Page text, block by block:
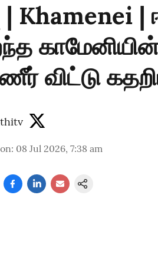
| Khamenei
விட்டு
: 08 Jul 2026, 7:38 am